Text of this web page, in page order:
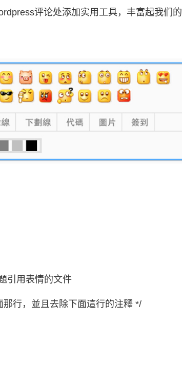
评论处添加实用工具，丰富起我们
引用表情的文件
行，並且去除下面這行的注釋 */